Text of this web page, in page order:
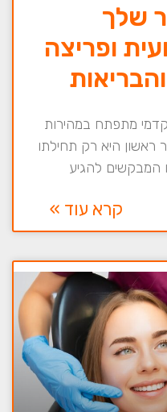
שלך
ופריצה
מתפתח במהירות
היא רק תחילתו
המבקשים להגיע
קרא עוד »